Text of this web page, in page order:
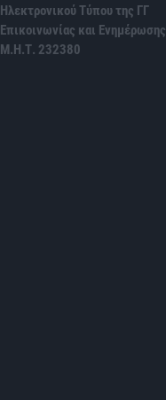
Ηλεκτρονικού Τύπου της ΓΓ
Επικοινωνίας και Ενημέρωσης
Μ.Η.Τ. 232380